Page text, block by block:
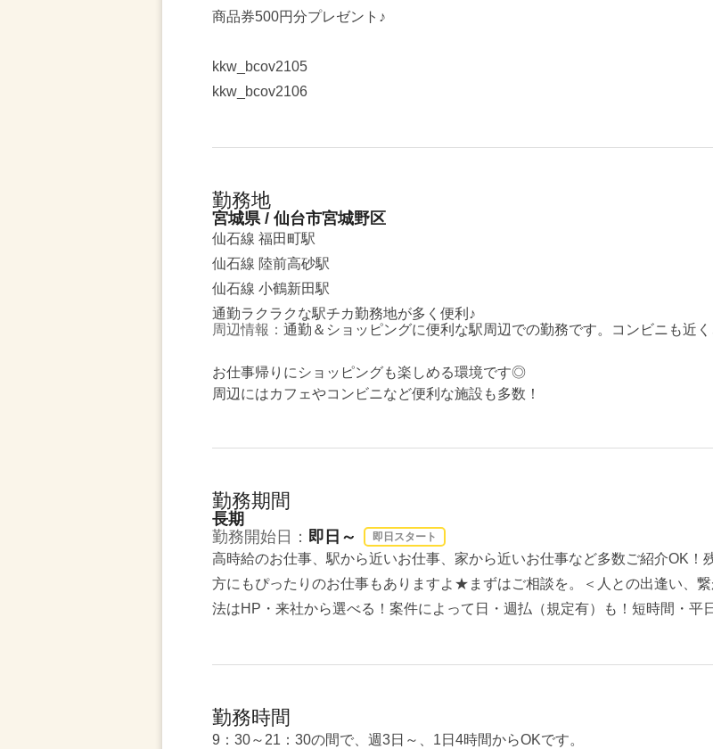
商品券500円分プレゼント♪
kkw_bcov2105
kkw_bcov2106
勤務地
宮城県 / 仙台市宮城野区
仙石線 福田町駅
仙石線 陸前高砂駅
仙石線 小鶴新田駅
通勤ラクラクな駅チカ勤務地が多く便利♪
周辺情報： 通勤＆ショッピングに便利な駅周辺での勤務です。コンビニも近く
お仕事帰りにショッピングも楽しめる環境です◎
周辺にはカフェやコンビニなど便利な施設も多数！
勤務期間
長期
勤務開始日： 即日～ 即日スタート
高時給のお仕事、駅から近いお仕事、家から近いお仕事など多数ご紹介OK
方にもぴったりのお仕事もありますよ★まずはご相談を。＜人との出逢い、
法はHP・来社から選べる！案件によって日・週払（規定有）も！短時間・平
勤務時間
9：30～21：30の間で、週3日～、1日4時間からOKです。